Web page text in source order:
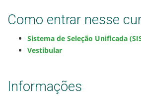
Estatísticas dos Processos
Como entrar nesse
Sistema de Seleção Unificada
Vestibular
Informações